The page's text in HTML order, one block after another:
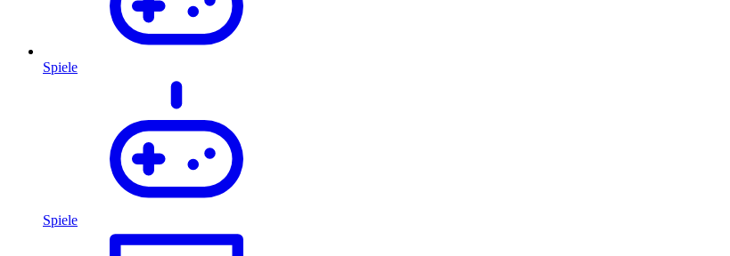
Spiele
Spiele